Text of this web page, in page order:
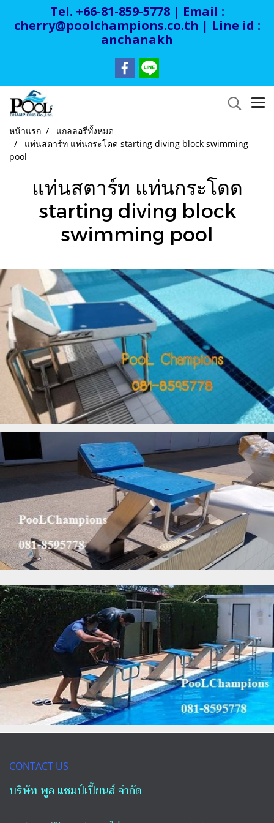
Tel. +66-81-859-5778 | Email :
cherry@poolchampions.co.th | Line id :
anchanakh
หน้าแรก
แกลลอรี่ทั้งหมด
แท่นสตาร์ท แท่นกระโดด starting diving block swimming
pool
แท่นสตาร์ท แท่นกระโดด
starting diving block
swimming pool
CONTACT US
บริษัท พูล แชมป์เปี้ยนส์ จำกัด